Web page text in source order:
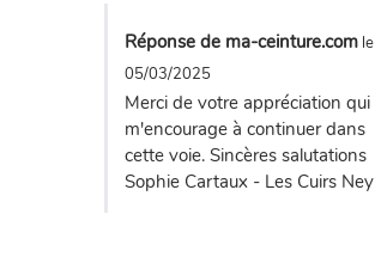
Réponse de ma-ceinture.comle
05/03/2025
Merci de votre appréciation qui
m'encourage à continuer dans
cette voie. Sincères salutations
Sophie Cartaux - Les Cuirs Ney